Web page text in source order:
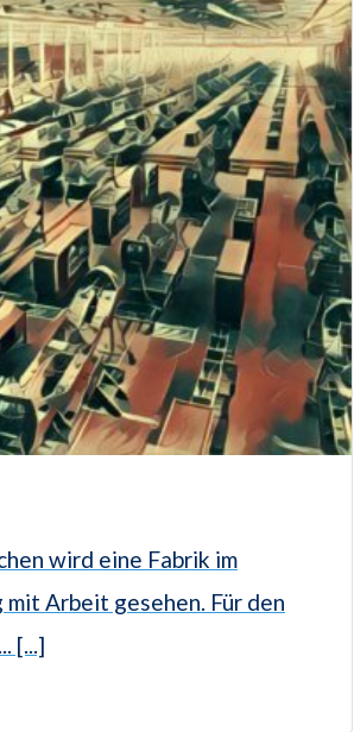
wird eine Fabrik im
mit Arbeit gesehen. Für den
[...]